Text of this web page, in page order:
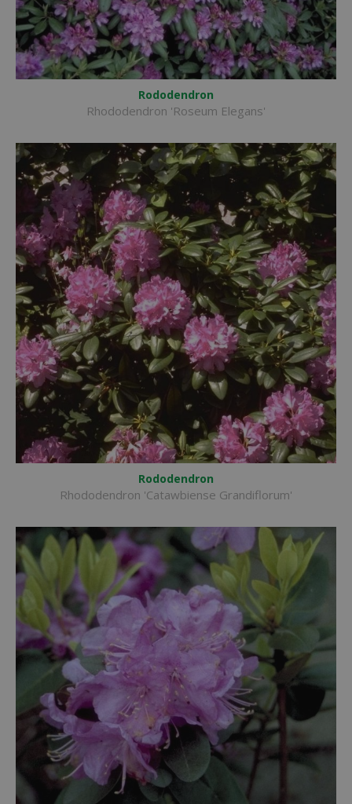
Rododendron
Rhododendron 'Roseum Elegans'
Rododendron
Rhododendron 'Catawbiense Grandiflorum'